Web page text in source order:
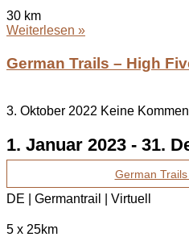
30 km
Weiterlesen »
German Trails – High
3. Oktober 2022 Keine
1. Januar 2023 - 31.
German
DE | Germantrail | Virtuell
5 x 25km